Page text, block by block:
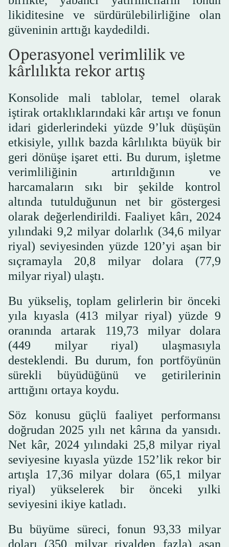
likiditesine ve sürdürülebilirliğine olan
güveninin arttığı kaydedildi.
Operasyonel verimlilik ve
kârlılıkta rekor artış
Konsolide mali tablolar, temel olarak
iştirak ortaklıklarındaki kâr artışı ve fonun
idari giderlerindeki yüzde 9’luk düşüşün
etkisiyle, yıllık bazda kârlılıkta büyük bir
geri dönüşe işaret etti. Bu durum, işletme
verimliliğinin artırıldığının ve
harcamaların sıkı bir şekilde kontrol
altında tutulduğunun net bir göstergesi
olarak değerlendirildi. Faaliyet kârı, 2024
yılındaki 9,2 milyar dolarlık (34,6 milyar
riyal) seviyesinden yüzde 120’yi aşan bir
sıçramayla 20,8 milyar dolara (77,9
milyar riyal) ulaştı.
Bu yükseliş, toplam gelirlerin bir önceki
yıla kıyasla (413 milyar riyal) yüzde 9
oranında artarak 119,73 milyar dolara
(449 milyar riyal) ulaşmasıyla
desteklendi. Bu durum, fon portföyünün
sürekli büyüdüğünü ve getirilerinin
arttığını ortaya koydu.
Söz konusu güçlü faaliyet performansı
doğrudan 2025 yılı net kârına da yansıdı.
Net kâr, 2024 yılındaki 25,8 milyar riyal
seviyesine kıyasla yüzde 152’lik rekor bir
artışla 17,36 milyar dolara (65,1 milyar
riyal) yükselerek bir önceki yılki
seviyesini ikiye katladı.
Bu büyüme süreci, fonun 93,33 milyar
doları (350 milyar riyalden fazla) aşan